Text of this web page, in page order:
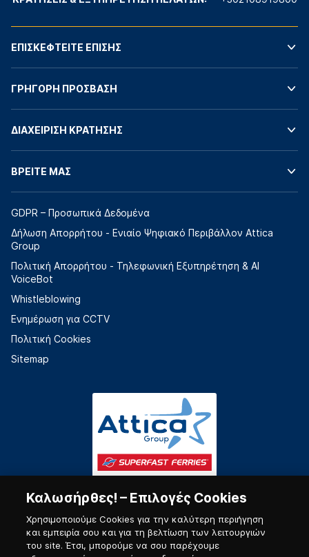
ΕΠΙΣΚΕΦΤΕΙΤΕ ΕΠΙΣΗΣ
ΓΡΗΓΟΡΗ ΠΡΟΣΒΑΣΗ
ΔΙΑΧΕΙΡΙΣΗ ΚΡΑΤΗΣΗΣ
ΒΡΕΙΤΕ ΜΑΣ
GDPR – Προσωπικά Δεδομένα
Δήλωση Απορρήτου - Ενιαίο Ψηφιακό Περιβάλλον Attica
Group
Πολιτική Απορρήτου - Τηλεφωνική Εξυπηρέτηση & AI
VoiceBot
Whistleblowing
Ενημέρωση για CCTV
Πολιτική Cookies
Sitemap
Καλωσήρθες! – Επιλογές Cookies
Χρησιμοποιούμε Cookies για την καλύτερη περιήγηση
και εμπειρία σου και για τη βελτίωση των λειτουργιών
του site. Έτσι, μπορούμε να σου παρέχουμε